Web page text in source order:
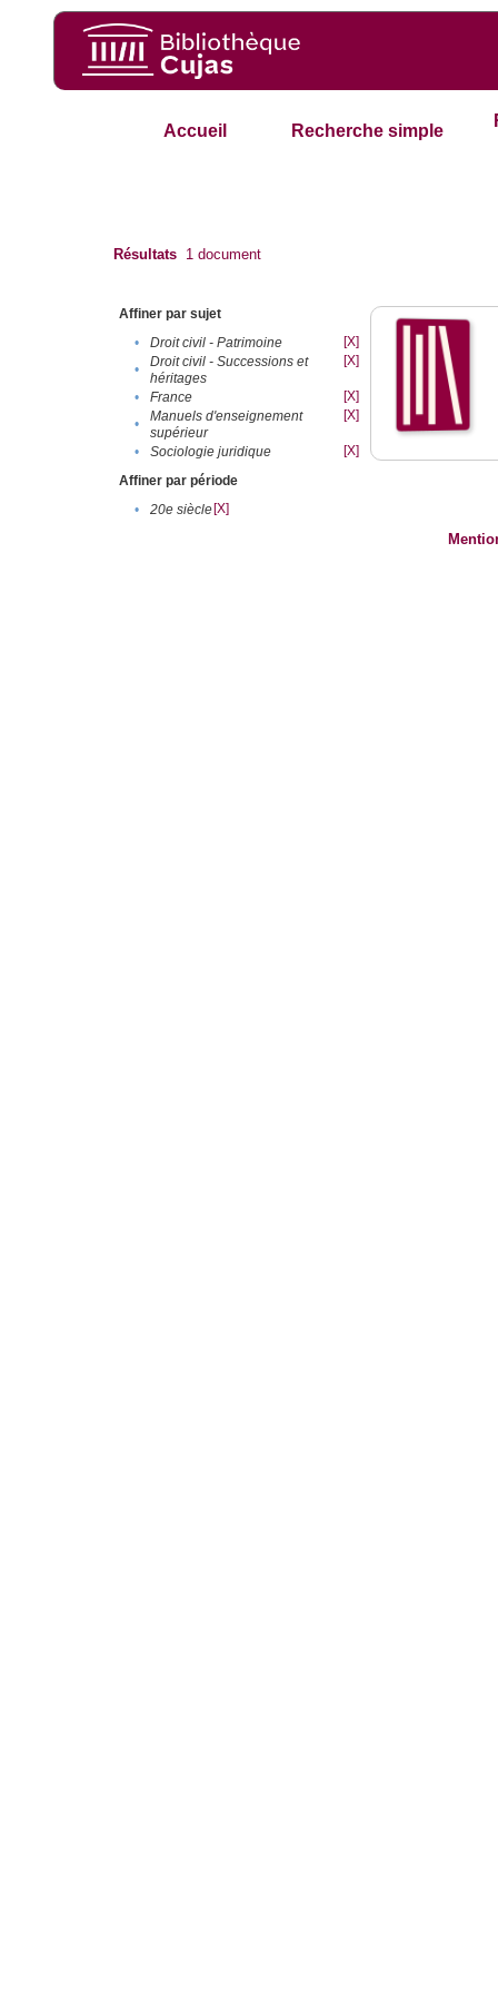
Accueil Recherche simple
Résultats 1 document
Affiner par sujet
•
Droit civil - Patrimoine
[X]
•
Droit civil - Successions et
héritages
[X]
• France
[X]
•
Manuels d'enseignement
supérieur
[X]
• Sociologie juridique
[X]
Affiner par période
•
20e siècle[X]